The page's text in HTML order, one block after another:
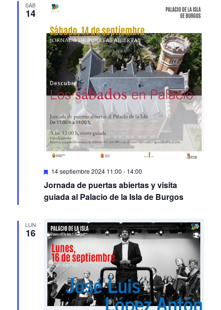
SÁB
Featured
14 septiembre 2024 11:00-14:00
Jornada de puertas abiertas y visita
LUN